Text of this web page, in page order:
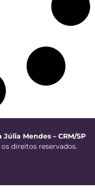
Júlia Mendes – CRM/SP
direitos reservados.